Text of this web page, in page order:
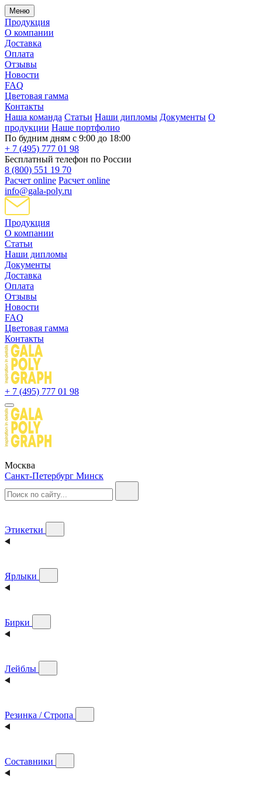
Меню
Продукция
О компании
Доставка
Оплата
Отзывы
Новости
FAQ
Цветовая гамма
Контакты
Наша команда Статьи Наши дипломы Документы О
продукции Наше портфолио
По будним дням с 9:00 до 18:00
+ 7 (495) 777 01 98
Бесплатный телефон по России
8 (800) 551 19 70
Расчет online Расчет online
info@gala-poly.ru
Продукция
О компании
Статьи
Наши дипломы
Документы
Доставка
Оплата
Отзывы
Новости
FAQ
Цветовая гамма
Контакты
+ 7 (495) 777 01 98
Москва
Санкт-Петербург Минск
Этикетки
Ярлыки
Бирки
Лейблы
Резинка / Стропа
Составники